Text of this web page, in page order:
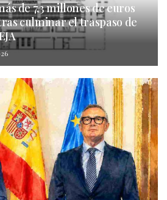
de 7,3 millones de euros
culminar el traspaso de